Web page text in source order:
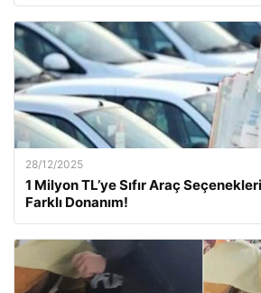
28/12/2025
1 Milyon TL’ye Sıfır Araç
Farklı Donanım!